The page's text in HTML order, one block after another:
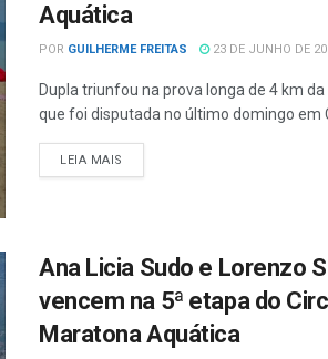
Aquática
POR GUILHERME FREITAS 23 DE JUNHO DE
Dupla triunfou na prova longa de 4 km
que foi disputada no último domingo em
LEIA MAIS
Ana Licia Sudo e Lorenzo
vencem na 5ª etapa do
Maratona Aquática